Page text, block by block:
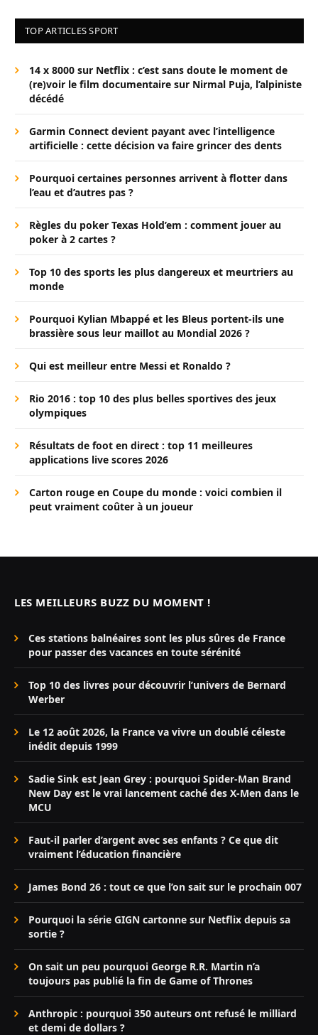
TOP ARTICLES SPORT
14 x 8000 sur Netflix : c’est sans doute le moment de
(re)voir le film documentaire sur Nirmal Puja, l’alpiniste
décédé
Garmin Connect devient payant avec l’intelligence
artificielle : cette décision va faire grincer des dents
Pourquoi certaines personnes arrivent à flotter dans
l’eau et d’autres pas ?
Règles du poker Texas Hold’em : comment jouer au
poker à 2 cartes ?
Top 10 des sports les plus dangereux et meurtriers au
monde
Pourquoi Kylian Mbappé et les Bleus portent-ils une
brassière sous leur maillot au Mondial 2026 ?
Qui est meilleur entre Messi et Ronaldo ?
Rio 2016 : top 10 des plus belles sportives des jeux
olympiques
Résultats de foot en direct : top 11 meilleures
applications live scores 2026
Carton rouge en Coupe du monde : voici combien il
peut vraiment coûter à un joueur
LES MEILLEURS BUZZ DU MOMENT !
Ces stations balnéaires sont les plus sûres de France
pour passer des vacances en toute sérénité
Top 10 des livres pour découvrir l’univers de Bernard
Werber
Le 12 août 2026, la France va vivre un doublé céleste
inédit depuis 1999
Sadie Sink est Jean Grey : pourquoi Spider-Man Brand
New Day est le vrai lancement caché des X-Men dans le
MCU
Faut-il parler d’argent avec ses enfants ? Ce que dit
vraiment l’éducation financière
James Bond 26 : tout ce que l’on sait sur le prochain 007
Pourquoi la série GIGN cartonne sur Netflix depuis sa
sortie ?
On sait un peu pourquoi George R.R. Martin n’a
toujours pas publié la fin de Game of Thrones
Anthropic : pourquoi 350 auteurs ont refusé le milliard
et demi de dollars ?